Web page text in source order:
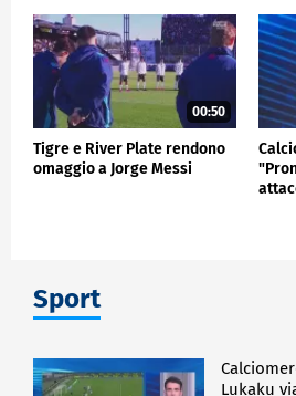
00:50
Tigre e River Plate rendono
omaggio a Jorge Messi
Sport
Lukaku